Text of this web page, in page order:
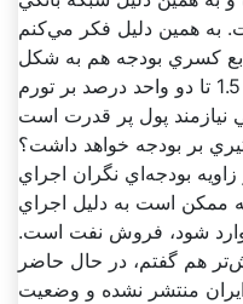
به همين دليل فکر مي‌کنم
منابع کسري بودجه هم به شکل
پولي تامين شوند، باز هم معادل 1.5 تا دو واحد درصد بر تورم
بر بودجه خواهد داشت؟
بودجه‌اي نگران اجراي
ممکن است به دليل اجراي
شود، فروش نفت است.
هم گفتم، در حال حاضر
منتشر نشده و وضعيت